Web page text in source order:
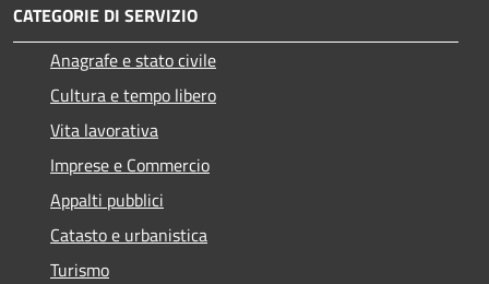
CATEGORIE DI SERVIZIO
Anagrafe e stato civile
Cultura e tempo libero
Vita lavorativa
Imprese e Commercio
Appalti pubblici
Catasto e urbanistica
Turismo